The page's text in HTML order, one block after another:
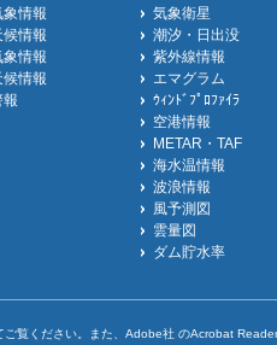
象情報
候情報
象情報
候情報
報
気象衛星
潮汐・日出没
紫外線情報
エマグラム
ｳｨﾝﾄﾞﾌﾟﾛﾌｧｲﾗ
空港情報
METAR・TAF
海水温情報
波浪情報
風予測図
雲量図
ダム貯水率
ご覧ください。また、Adobe社 のAcrobat